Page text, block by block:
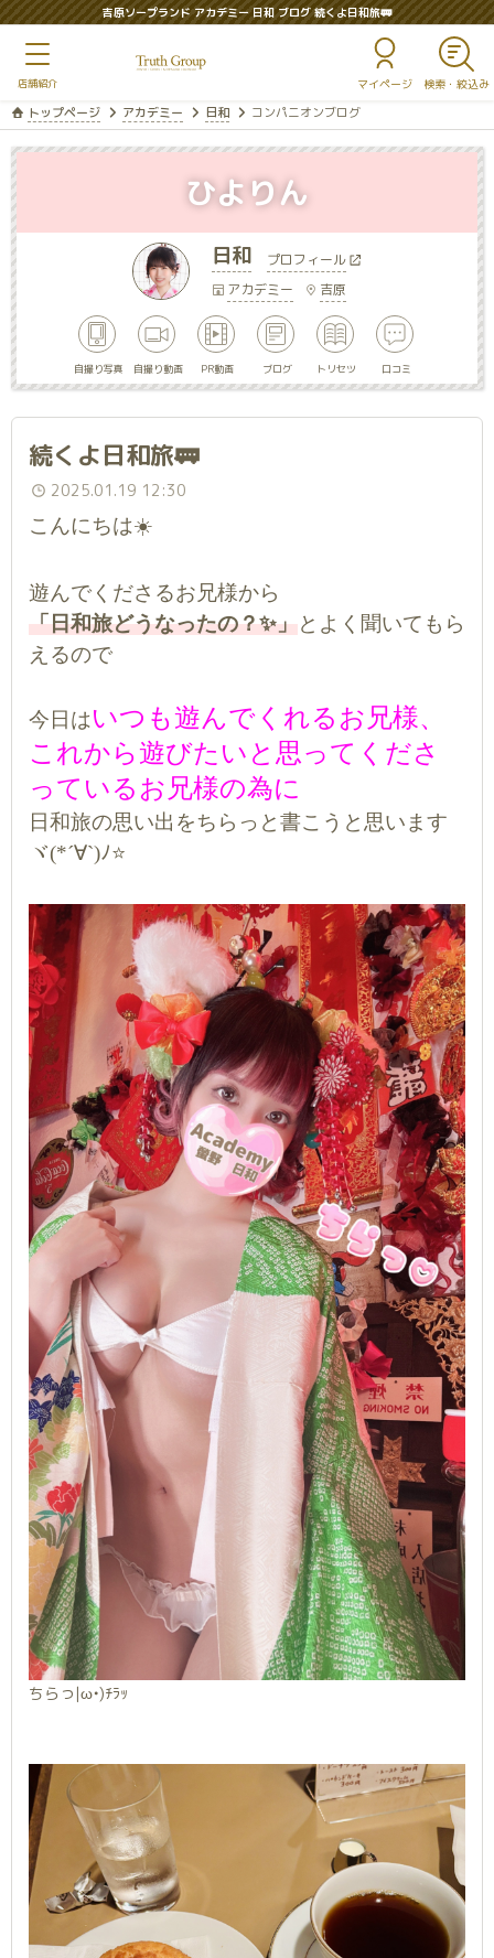
吉原ソープランド アカデミー 日和 ブログ 続くよ日和旅🚃
マイページ
トップページ アカデミー 日和 コンパニオンブログ
日和
プロフィール
アカデミー
吉原
自撮り写真 自撮り動画 PR動画 ブログ トリセツ 口コミ
ひよりん
続くよ日和旅🚃
2025.01.19 12:30
こんにちは☀️
遊んでくださるお兄様から
「日和旅どうなったの？✨」とよく聞いてもら
えるので
今日はいつも遊んでくれるお兄様、
これから遊びたいと思ってくださ
っているお兄様の為に
日和旅の思い出をちらっと書こうと思います
ヾ(*´∀`)ﾉ⭐️
ちらっ|ω•)ﾁﾗｯ